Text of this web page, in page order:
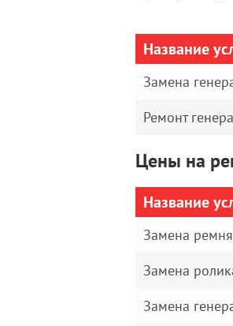
Название
Замена
Ремонт
Цены на
Название
Замена
Замена
Замена